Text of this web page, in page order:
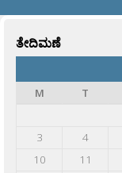
ತೇದಿಮಣೆ
M
T
3
4
10
11